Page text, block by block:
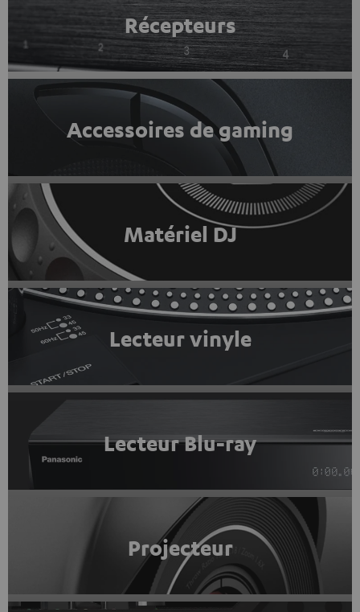
Récepteurs
Accessoires de gaming
Matériel DJ
Lecteur vinyle
Lecteur Blu-ray
Projecteur